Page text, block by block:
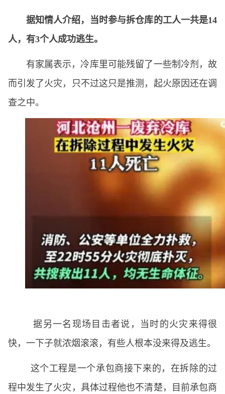
据知情人介绍，当时参与拆仓库的工人一共是14
人，有3个人成功逃生。
有家属表示，冷库里可能残留了一些制冷剂，故
而引发了火灾，只不过这只是推测，起火原因还在调
查之中。
据另一名现场目击者说，当时的火灾来得很
快，一下子就浓烟滚滚，有些人根本没来得及逃生。
这个工程是一个承包商接下来的，在拆除的过
程中发生了火灾，具体过程他也不清楚，目前承包商